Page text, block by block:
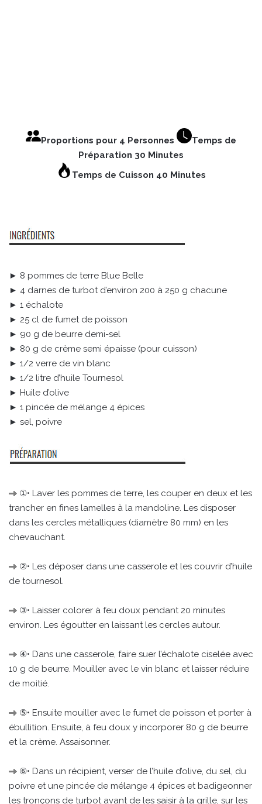
Proportions pour 4 Personnes
Temps de
Préparation 30 Minutes
Temps de Cuisson 40 Minutes
► 8 pommes de terre Blue Belle
► 4 darnes de turbot d’environ 200 à 250 g chacune
► 1 échalote
► 25 cl de fumet de poisson
► 90 g de beurre demi-sel
► 80 g de crème semi épaisse (pour cuisson)
► 1/2 verre de vin blanc
► 1/2 litre d’huile Tournesol
► Huile d’olive
► 1 pincée de mélange 4 épices
► sel, poivre
①• Laver les pommes de terre, les couper en deux et les
trancher en fines lamelles à la mandoline. Les disposer
dans les cercles métalliques (diamètre 80 mm) en les
chevauchant.
②• Les déposer dans une casserole et les couvrir d’huile
de tournesol.
③• Laisser colorer à feu doux pendant 20 minutes
environ. Les égoutter en laissant les cercles autour.
④• Dans une casserole, faire suer l’échalote ciselée avec
10 g de beurre. Mouiller avec le vin blanc et laisser réduire
de moitié.
⑤• Ensuite mouiller avec le fumet de poisson et porter à
ébullition. Ensuite, à feu doux y incorporer 80 g de beurre
et la crème. Assaisonner.
⑥• Dans un récipient, verser de l’huile d’olive, du sel, du
poivre et une pincée de mélange 4 épices et badigeonner
les tronçons de turbot avant de les saisir à la grille, sur les